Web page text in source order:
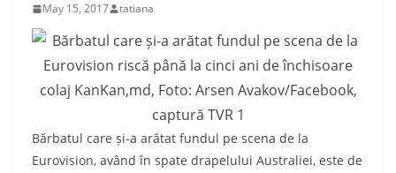
May 15, 2017 tatiana
colaj KanKan,md, Foto: Arsen Avakov/Facebook,
captură TVR 1
Bărbatul care și-a arătat fundul pe scena de la
Eurovision, având în spate drapelului Australiei, este de